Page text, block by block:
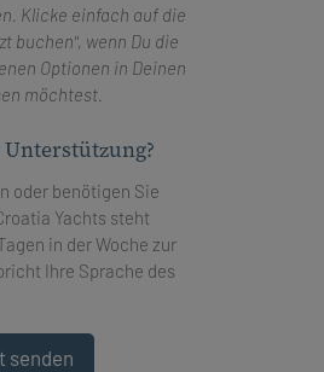
Klicke einfach auf die
buchen", wenn Du die
Optionen in Deinen
möchtest.
oder benötigen Sie
Yachts steht
in der Woche zur
Ihre Sprache des
senden